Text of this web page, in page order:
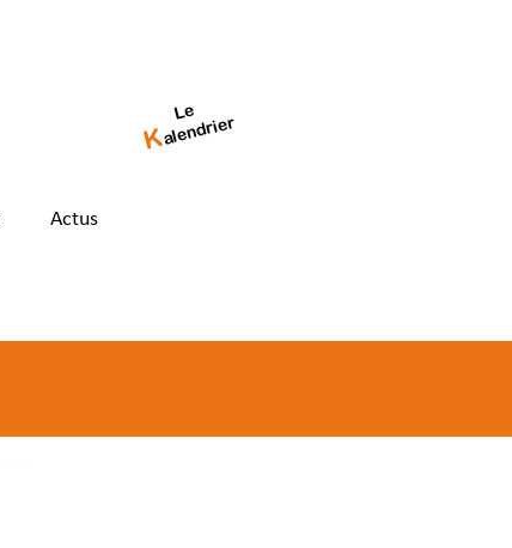
Actus
Le
Kalendrier